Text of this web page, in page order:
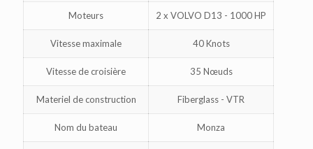
Moteurs 2 x VOLVO D13 - 1000 HP
Vitesse maximale 40 Knots
Vitesse de croisière 35 Nœuds
Materiel de construction Fiberglass - VTR
Nom du bateau Monza